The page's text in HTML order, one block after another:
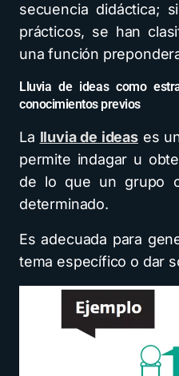
secuencia didáctica;
prácticos, se han
una función
Lluvia de ideas como
conocimientos previos
La lluvia de ideases
permite indagar u
de lo que un grupo
determinado.
Es adecuada para
tema específico o dar